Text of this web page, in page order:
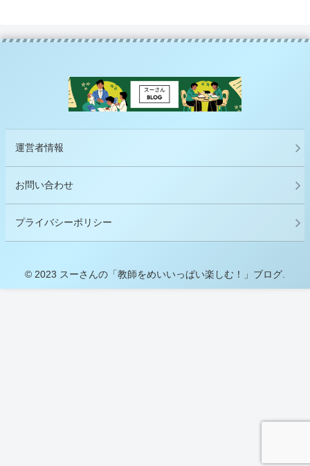
運営者情報
お問い合わせ
プライバシーポリシー
© 2023 スーさんの「教師をめいいっぱい楽しむ！」ブログ.